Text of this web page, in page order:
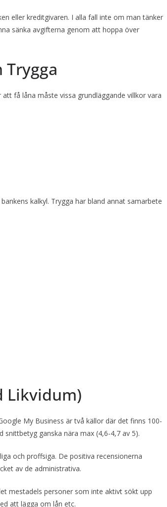
eller kreditgivaren. I alla fall inte om man tänker
sänka avgifterna genom att hoppa över
få låna måste vissa grundläggande villkor vara
kalkyl. Trygga har bland annat samarbete
Likvidum)
My Business är två källor där det finns 100-
ganska nära max (4,6-4,7 av 5).
och proffsiga. De positiva recensionerna
av de administrativa.
mestadels personer som inte aktivt sökt upp
att lägga om lån etc.